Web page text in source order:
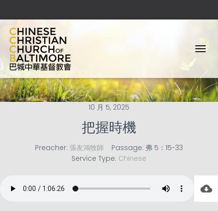
G
L
E
I
O
N
10 月 5, 2025
把握時機
Preacher: 張友鴻牧師 Passage: 弗 5：15-33
Service Type: Chinese